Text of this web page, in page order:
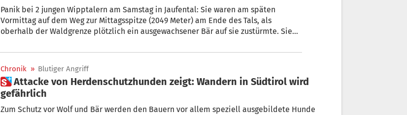
Panik bei 2 jungen Wipptalern am Samstag in Jaufental: Sie waren am späten
Vormittag auf dem Weg zur Mittagsspitze (2049 Meter) am Ende des Tals, als
oberhalb der Waldgrenze plötzlich ein ausgewachsener Bär auf sie zustürmte. Sie
ins Tal hinunter, so schnell sie konnten. Der Schock sitzt tief. Enttäuscht sind sie von
den Behörden.
Chronik » Blutiger Angriff
 Attacke von Herdenschutzhunden zeigt: Wandern in Südtirol wird
gefährlich
Zum Schutz vor Wolf und Bär werden den Bauern vor allem speziell ausgebildete Hunde